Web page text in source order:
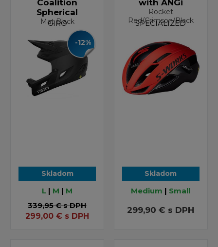
Coalition
Spherical
Mat Black
GIRO
-12%
Skladom
L | M | M
339,95 €s DPH
299,00 € s DPH
with ANGi
Rocket
Red/Crimson/Black
SPECIALIZED
Skladom
Medium | Small
299,90 € s DPH